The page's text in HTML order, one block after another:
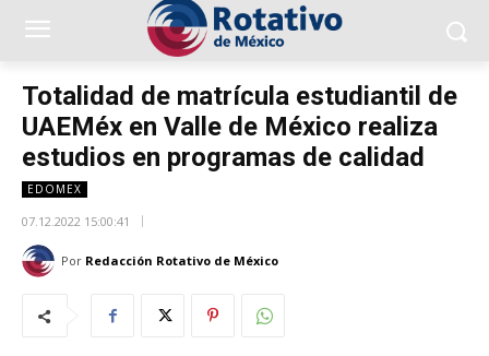
Totalidad de matrícula estudiantil de
UAEMéx en Valle de México realiza
estudios en programas de calidad
EDOMEX
07.12.2022 15:00:41
Por Redacción Rotativo de México